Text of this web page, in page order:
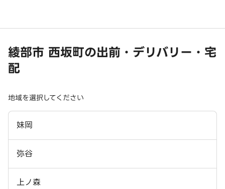
綾部市 西坂町の出前・デリバリー・宅
配
地域を選択してください
妹岡
弥谷
上ノ森